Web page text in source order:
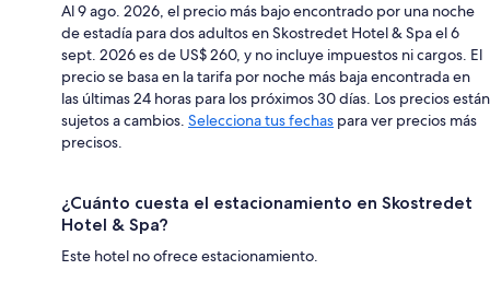
Al 9 ago. 2026, el precio más bajo encontrado por una noche
de estadía para dos adultos en Skostredet Hotel & Spa el 6
sept. 2026 es de US$ 260, y no incluye impuestos ni cargos. El
precio se basa en la tarifa por noche más baja encontrada en
las últimas 24 horas para los próximos 30 días. Los precios están
sujetos a cambios. Selecciona tus fechas para ver precios más
precisos.
¿Cuánto cuesta el estacionamiento en Skostredet
Hotel & Spa?
Este hotel no ofrece estacionamiento.